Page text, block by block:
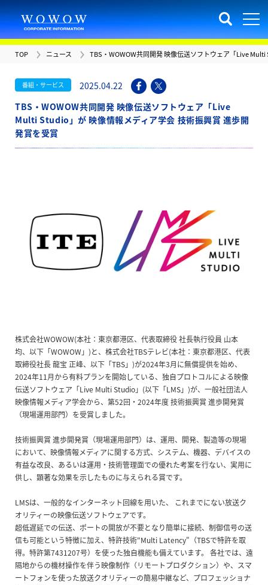
TOP ニュース TBS・WOWOW共同開発 映像伝送ソフトウェア「Live
番組・サービス
2025.04.22
TBS・WOWOW共同開発 映像伝送ソフトウェア「Live
Multi Studio」が 映像情報メディア学会 技術振興賞 進歩開
発賞を受賞
株式会社WOWOW(本社：東京都港区、代表取締役 社長執行役員 山本
均、以下「WOWOW」)と、株式会社TBSテレビ(本社：東京都港区、代表
取締役社長 龍宝 正峰、以下「TBS」)が2024年3月に無償提供を始め、
2024年11月から有料プランを開始している、独自プロトコルによる映像
伝送ソフトウェア「Live Multi Studio」(以下「LMS」)が、一般社団法人
映像情報メディア学会から、第52回・2024年度 技術振興賞 進歩開発賞
（現場運用部門）を受賞しました。
技術振興賞 進歩開発賞（現場運用部門）は、運用、開発、製造等の現場
において、映像情報メディアに関する方式、システム、機器、デバイスの
有益な改良、あるいは運用・技術管理面での優れた考案を行ない、実用に
供し、顕著な効果を示したものに与えられる賞です。
LMSは、一般的なインターネット回線を用いた、 これまでにない放送ク
オリティーの映像伝送ソフトウェアです。
超低遅延での伝送、ポートの開放が不要となり簡単に接続、制御信号の送
信も可能という特徴に加え、特許技術"Multi Latency"（TBSで特許を取
得。特許第7431207号）を使った独自機能も備えています。 各社では、遠
隔地からの機材操作を伴う映像制作（リモートプロダクション）や、スマ
ートフォンを使った放送クオリティーの簡易中継など、プロフェッショナ